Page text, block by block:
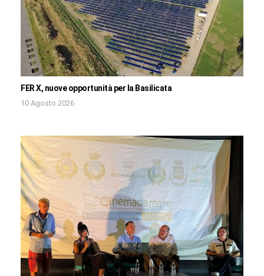
FER X, nuove opportunità per la Basilicata
10 Agosto 2026